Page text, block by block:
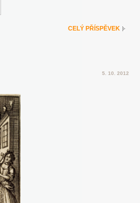
CELÝ PŘÍSPĚVEK
5. 10. 2012